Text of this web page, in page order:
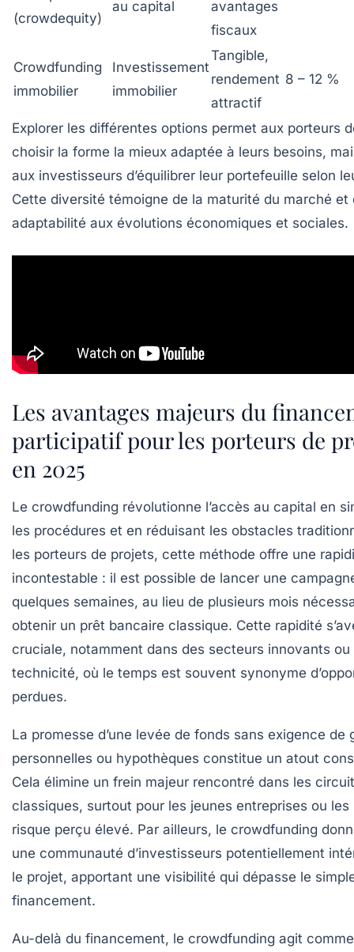
(crowdequity)
au capital
avantages
fiscaux
Crowdfunding
immobilier
Investissement
immobilier
Tangible,
rendement
attractif
8 – 12 %
Explorer les différentes options permet aux porteurs
choisir la forme la mieux adaptée à leurs besoins,
aux investisseurs d’équilibrer leur portefeuille selon
Cette diversité témoigne de la maturité du marché et
adaptabilité aux évolutions économiques et sociales.
Les avantages majeurs du
participatif pour les porteurs de
en 2025
Le crowdfunding révolutionne l’accès au capital en
les procédures et en réduisant les obstacles
les porteurs de projets, cette méthode offre une
incontestable : il est possible de lancer une
quelques semaines, au lieu de plusieurs mois
obtenir un prêt bancaire classique. Cette rapidité
cruciale, notamment dans des secteurs innovants
technicité, où le temps est souvent synonyme
perdues.
La promesse d’une levée de fonds sans exigence de
personnelles ou hypothèques constitue un atout
Cela élimine un frein majeur rencontré dans les
classiques, surtout pour les jeunes entreprises ou les
risque perçu élevé. Par ailleurs, le crowdfunding
une communauté d’investisseurs potentiellement
le projet, apportant une visibilité qui dépasse le
financement.
Au-delà du financement, le crowdfunding agit